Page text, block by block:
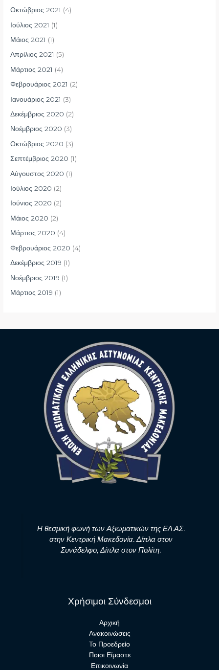
Οκτώβριος 2021 (4)
Ιούλιος 2021 (1)
Μάιος 2021 (1)
Απρίλιος 2021 (5)
Μάρτιος 2021 (4)
Φεβρουάριος 2021 (2)
Ιανουάριος 2021 (3)
Δεκέμβριος 2020 (2)
Νοέμβριος 2020 (3)
Οκτώβριος 2020 (3)
Σεπτέμβριος 2020 (1)
Αύγουστος 2020 (1)
Ιούλιος 2020 (2)
Ιούνιος 2020 (2)
Μάιος 2020 (2)
Μάρτιος 2020 (4)
Φεβρουάριος 2020 (4)
Δεκέμβριος 2019 (1)
Νοέμβριος 2019 (1)
Μάρτιος 2019 (1)
Η θεσμική φωνή των Αξιωματικών της ΕΛ.ΑΣ.
στην Κεντρική Μακεδονία. Δίπλα στον
Συνάδελφο, Δίπλα στον Πολίτη.
Χρήσιμοι Σύνδεσμοι
Αρχική
Ανακοινώσεις
Το Προεδρείο
Ποιοι Είμαστε
Επικοινωνία